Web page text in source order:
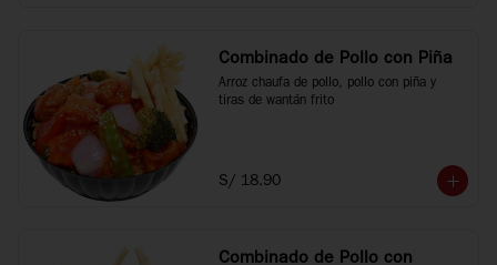
Combinado de Pollo con Piña
Arroz chaufa de pollo, pollo con piña y
tiras de wantán frito
S/ 18.90
Combinado de Pollo con